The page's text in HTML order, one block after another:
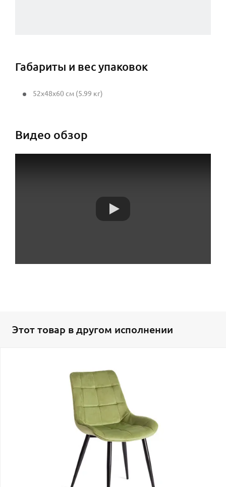
Габариты и вес упаковок
52x48x60 см (5.99 кг)
Видео обзор
Этот товар в другом исполнении